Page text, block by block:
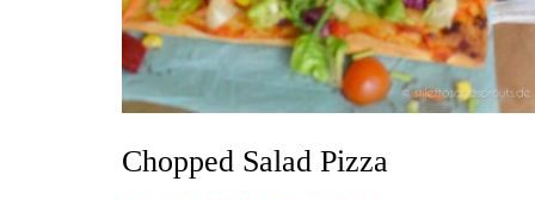
Chopped Salad Pizza